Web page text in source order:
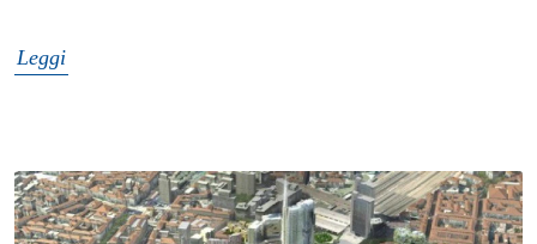
Leggi